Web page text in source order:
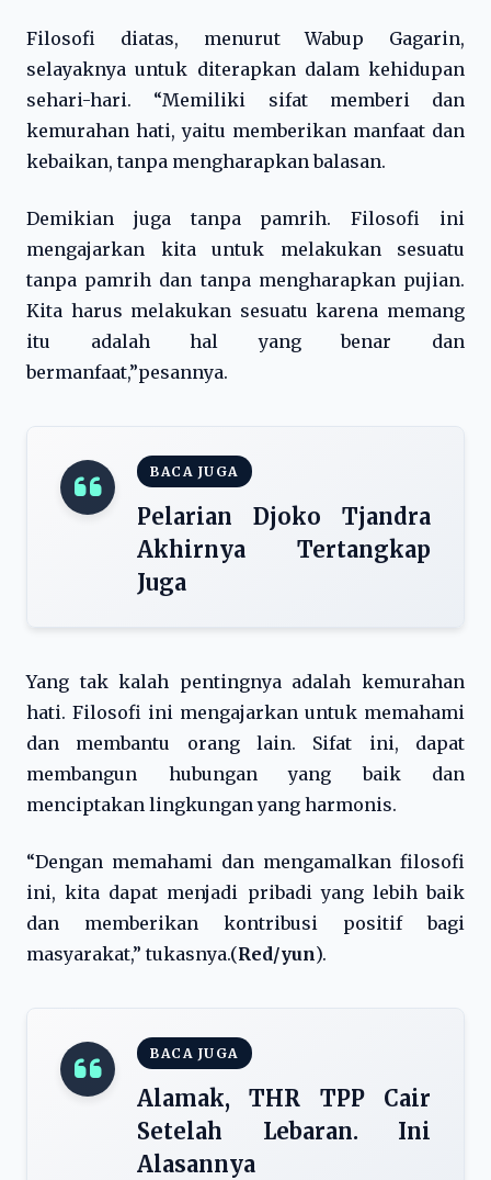
Filosofi diatas, menurut Wabup Gagarin,
selayaknya untuk diterapkan dalam kehidupan
sehari-hari. “Memiliki sifat memberi dan
kemurahan hati, yaitu memberikan manfaat dan
kebaikan, tanpa mengharapkan balasan.
Demikian juga tanpa pamrih. Filosofi ini
mengajarkan kita untuk melakukan sesuatu
tanpa pamrih dan tanpa mengharapkan pujian.
Kita harus melakukan sesuatu karena memang
itu adalah hal yang benar dan
bermanfaat,”pesannya.
BACA JUGA
Pelarian Djoko Tjandra
Akhirnya Tertangkap
Juga
Yang tak kalah pentingnya adalah kemurahan
hati. Filosofi ini mengajarkan untuk memahami
dan membantu orang lain. Sifat ini, dapat
membangun hubungan yang baik dan
menciptakan lingkungan yang harmonis.
“Dengan memahami dan mengamalkan filosofi
ini, kita dapat menjadi pribadi yang lebih baik
dan memberikan kontribusi positif bagi
masyarakat,” tukasnya.(Red/yun).
BACA JUGA
Alamak, THR TPP Cair
Setelah Lebaran. Ini
Alasannya